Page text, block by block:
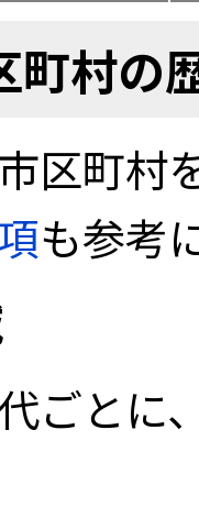
町村の
区町村
も参考
ごとに